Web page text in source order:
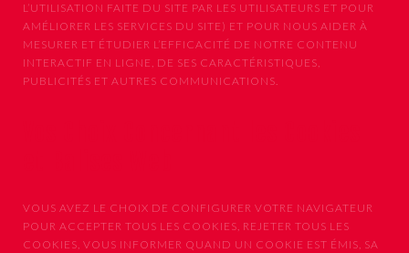
L’UTILISATION FAITE DU SITE PAR LES UTILISATEURS ET POUR
AMÉLIORER LES SERVICES DU SITE) ET POUR NOUS AIDER À
MESURER ET ÉTUDIER L’EFFICACITÉ DE NOTRE CONTENU
INTERACTIF EN LIGNE, DE SES CARACTÉRISTIQUES,
PUBLICITÉS ET AUTRES COMMUNICATIONS.
VOUS AVEZ LE CHOIX DE CONFIGURER VOTRE NAVIGATEUR
POUR ACCEPTER TOUS LES COOKIES, REJETER TOUS LES
COOKIES, VOUS INFORMER QUAND UN COOKIE EST ÉMIS, SA